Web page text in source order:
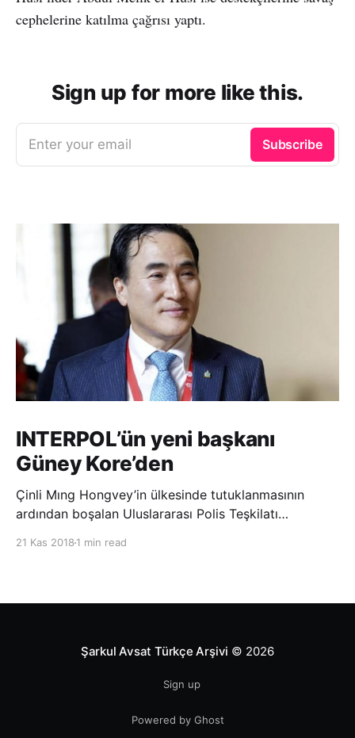
cephelerine katılma çağrısı yaptı.
Sign up for more like this.
Enter your email Subscribe
INTERPOL’ün yeni başkanı
Güney Kore’den
Çinli Mıng Hongvey’in ülkesinde tutuklanmasının
ardından boşalan Uluslararası Polis Teşkilatı
21 Kas 2018 1 min read
Şarkul Avsat Türkçe Arşivi © 2026
Sign up
Powered by Ghost